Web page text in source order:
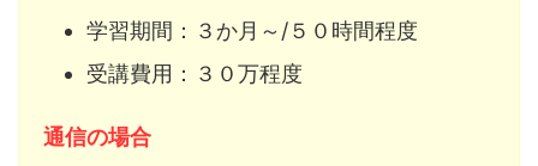
学習期間：３か月～/５０時間程度
受講費用：３０万程度
通信の場合